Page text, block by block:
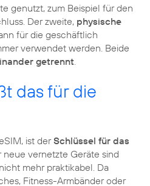
genutzt, zum Beispiel für den
Der zweite, physische
für die geschäftlich
verwendet werden. Beide
getrennt
das für die
ist derSchlüssel für das
neue vernetzte Geräte sind
mehr praktikabel. Da
Fitness-Armbänder oder